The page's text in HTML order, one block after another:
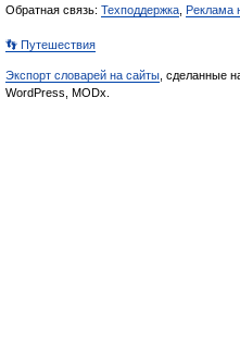
Обратная связь: Техподдержка Реклама
👣 Путешествия
Экспорт словарей на сайты , сделанные
WordPress, MODx.